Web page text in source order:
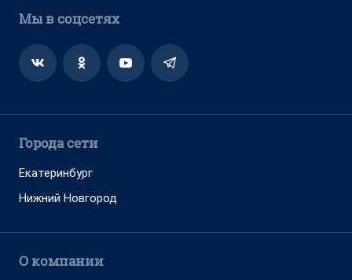
Мы в соцсетях
Города сети
Екатеринбург
Нижний Новгород
О компании